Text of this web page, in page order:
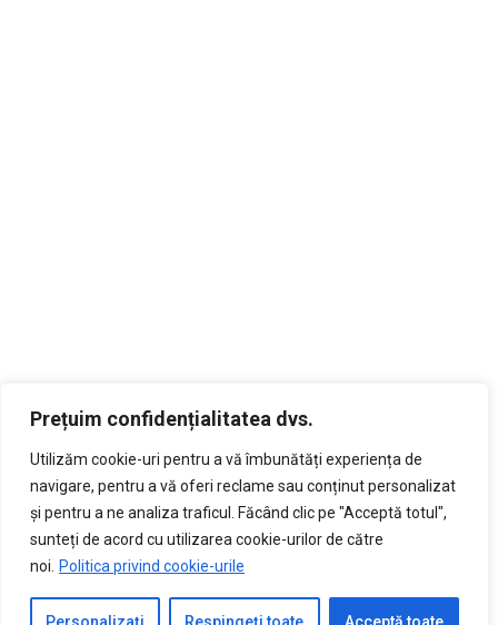
Prețuim confidențialitatea dvs.
Utilizăm cookie-uri pentru a vă îmbunătăți experiența de
navigare, pentru a vă oferi reclame sau conținut personalizat
și pentru a ne analiza traficul. Făcând clic pe "Acceptă totul",
sunteți de acord cu utilizarea cookie-urilor de către
noi.
Politica privind cookie-urile